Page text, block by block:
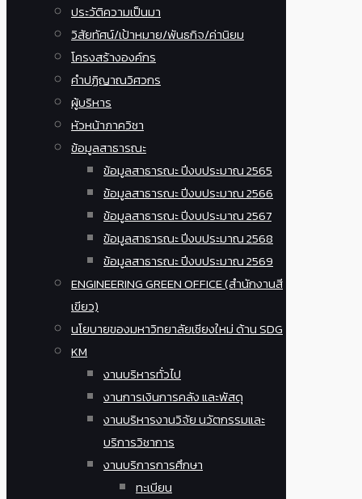
ประวัติความเป็นมา
วิสัยทัศน์/เป้าหมาย/พันธกิจ/ค่านิยม
โครงสร้างองค์กร
คำปฏิญาณวิศวกร
ผู้บริหาร
หัวหน้าภาควิชา
ข้อมูลสาธารณะ
ข้อมูลสาธารณะ ปีงบประมาณ 2565
ข้อมูลสาธารณะ ปีงบประมาณ 2566
ข้อมูลสาธารณะ ปีงบประมาณ 2567
ข้อมูลสาธารณะ ปีงบประมาณ 2568
ข้อมูลสาธารณะ ปีงบประมาณ 2569
ENGINEERING GREEN OFFICE (สำนักงานสี
เขียว)
นโยบายของมหาวิทยาลัยเชียงใหม่ ด้าน SDG
KM
งานบริหารทั่วไป
งานการเงินการคลัง และพัสดุ
งานบริหารงานวิจัย นวัตกรรมและ
บริการวิชาการ
งานบริการการศึกษา
ทะเบียน